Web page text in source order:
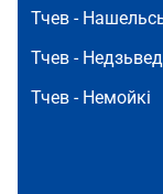
Тчев -
Тчев -
Тчев - Немойкі